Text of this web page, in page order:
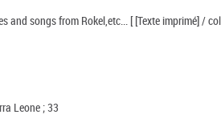
and songs from Rokel,etc... [ [Texte imprimé] /
Leone ; 33